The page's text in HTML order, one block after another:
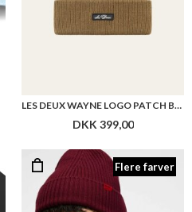
LES DEUX WAYNE LOGO PATCH BEANIE
DKK 399,00
Flere farver